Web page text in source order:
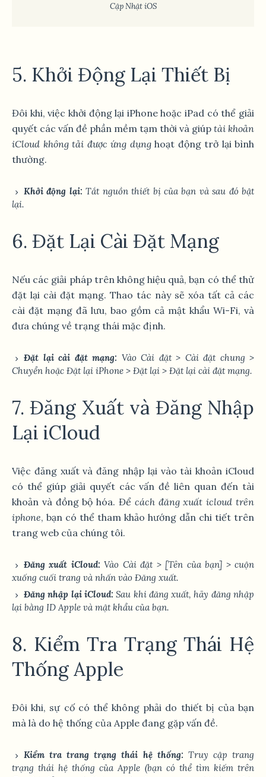
Cập Nhật iOS
5. Khởi Động Lại Thiết Bị
Đôi khi, việc khởi động lại iPhone hoặc iPad có thể giải
quyết các vấn đề phần mềm tạm thời và giúp tài khoản
iCloud không tải được ứng dụnghoạt động trở lại bình
thường.
Khởi động lại: Tắt nguồn thiết bị của bạn và sau đó bật
lại.
6. Đặt Lại Cài Đặt Mạng
Nếu các giải pháp trên không hiệu quả, bạn có thể thử
đặt lại cài đặt mạng. Thao tác này sẽ xóa tất cả các
cài đặt mạng đã lưu, bao gồm cả mật khẩu Wi-Fi, và
đưa chúng về trạng thái mặc định.
Đặt lại cài đặt mạng: Vào Cài đặt> Cài đặt chung >
Chuyển hoặc Đặt lại iPhone > Đặt lại > Đặt lại cài đặt mạng.
7. Đăng Xuất và Đăng Nhập
Lại iCloud
Việc đăng xuất và đăng nhập lại vào tài khoản iCloud
có thể giúp giải quyết các vấn đề liên quan đến tài
khoản và đồng bộ hóa. Để cách đăng xuất icloud trên
iphone, bạn có thể tham khảo hướng dẫn chi tiết trên
trang web của chúng tôi.
Đăng xuất iCloud: Vào Cài đặt> [Tên của bạn] > cuộn
xuống cuối trang và nhấn vào Đăng xuất.
Đăng nhập lại iCloud: Sau khi đăng xuất, hãy đăng nhập
lại bằng ID Apple và mật khẩu của bạn.
8. Kiểm Tra Trạng Thái Hệ
Thống Apple
Đôi khi, sự cố có thể không phải do thiết bị của bạn
mà là do hệ thống của Apple đang gặp vấn đề.
Kiểm tra trang trạng thái hệ thống: Truy cập trang
trạng thái hệ thống của Apple (bạn có thể tìm kiếm trên